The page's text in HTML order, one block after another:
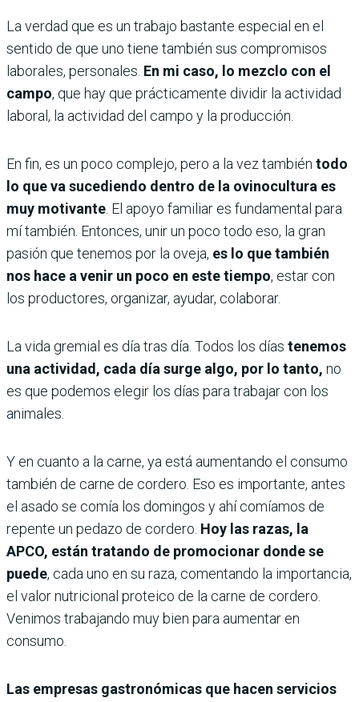
La verdad que es un trabajo bastante especial en el
sentido de que uno tiene también sus compromisos
laborales, personales. En mi caso, lo mezclo con el
campo, que hay que prácticamente dividir la actividad
laboral, la actividad del campo y la producción.
En fin, es un poco complejo, pero a la vez también todo
lo que va sucediendo dentro de la ovinocultura es
muy motivante . El apoyo familiar es fundamental para
mí también. Entonces, unir un poco todo eso, la gran
pasión que tenemos por la oveja, es lo que también
nos hace a venir un poco en este tiempo, estar con
los productores, organizar, ayudar, colaborar.
La vida gremial es día tras día. Todos los días tenemos
una actividad, cada día surge algo, por lo tanto, no
es que podemos elegir los días para trabajar con los
animales.
Y en cuanto a la carne, ya está aumentando el consumo
también de carne de cordero. Eso es importante, antes
el asado se comía los domingos y ahí comíamos de
repente un pedazo de cordero. Hoy las razas, la
APCO, están tratando de promocionar donde se
puede, cada uno en su raza, comentando la importancia,
el valor nutricional proteico de la carne de cordero.
Venimos trabajando muy bien para aumentar en
consumo.
Las empresas gastronómicas que hacen servicios